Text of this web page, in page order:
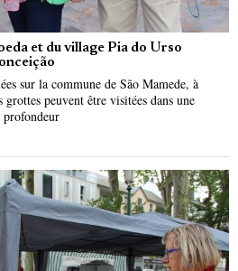
et du village Pia do Urso
sur la commune de São Mamede, à
peuvent être visitées dans une
profondeur